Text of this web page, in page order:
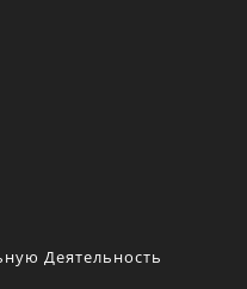
Деятельность